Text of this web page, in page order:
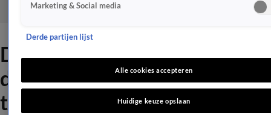
Déze Bondgenoten-
deelnemer is het haasje bij
tactisch overleg
Marketing & Social media
Derde partijen lijst
Alle cookies accepteren
Huidige keuze opslaan